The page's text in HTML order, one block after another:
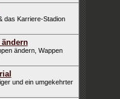
das Karriere-Stadion
ändern
ändern, Wappen
und ein umgekehrter